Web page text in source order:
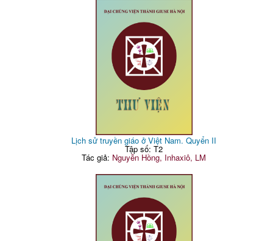
Lịch sử truyền giáo ở Việt Nam. Quyển II
Tập số: T2
Tác giả: Nguyễn Hồng, Inhaxiô, LM